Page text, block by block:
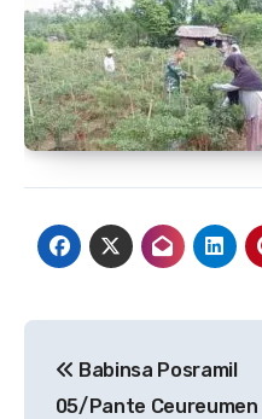
pos
Babinsa Posramil
05/Pante Ceureumen